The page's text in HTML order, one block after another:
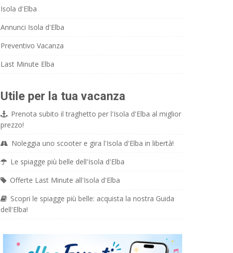
Isola d'Elba
Annunci Isola d'Elba
Preventivo Vacanza
Last Minute Elba
Utile per la tua vacanza
Prenota subito il traghetto per l'Isola d'Elba al miglior
prezzo!
Noleggia uno scooter e gira l'Isola d'Elba in libertà!
Le spiagge più belle dell'Isola d'Elba
Offerte Last Minute all'Isola d'Elba
Scopri le spiagge più belle: acquista la nostra Guida
dell'Elba!